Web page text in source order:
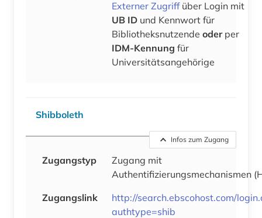
Externer Zugriffüber Login mit
UB ID und Kennwort für
Bibliotheksnutzende oderper
IDM-Kennung für
Universitätsangehörige
Shibboleth
Infos zum Zugang
Zugangstyp
Zugang mit
Authentifizierungsmechanismen
Zugangslink
http://search.ebscohost.com/
authtype=shib